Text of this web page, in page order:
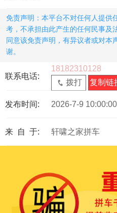
免责声明：本平台不对任何人提供
考，不承担由此产生的任何民事及
同意该免责声明，有异议者或对本
谢。
联系电话:
18182310128
拨打
复制链
发布时间: 2026-7-9 10:00:00
来 自 于: 轩啸之家拼车